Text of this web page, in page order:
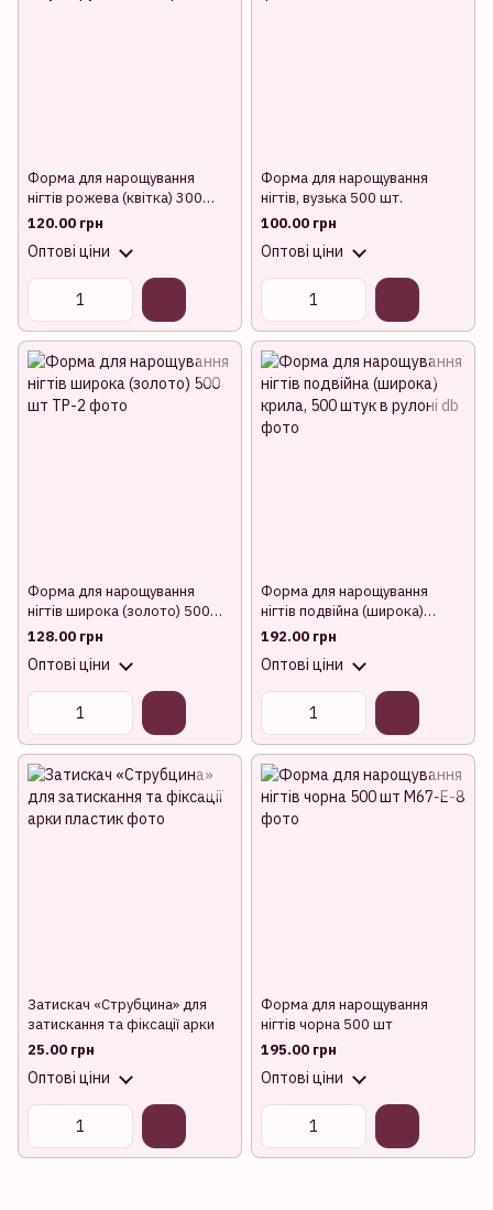
Форма для нарощування
нігтів рожева (квітка) 300
штук в рулоні
120.00 грн
Оптові ціни
Форма для нарощування
нігтів, вузька 500 шт.
100.00 грн
Оптові ціни
Форма для нарощування
нігтів широка (золото) 500
шт
128.00 грн
Оптові ціни
Форма для нарощування
нігтів подвійна (широка)
крила, 500 штук в рулоні
192.00 грн
Оптові ціни
Затискач «Струбцина» для
затискання та фіксації арки
25.00 грн
Оптові ціни
Форма для нарощування
нігтів чорна 500 шт
195.00 грн
Оптові ціни